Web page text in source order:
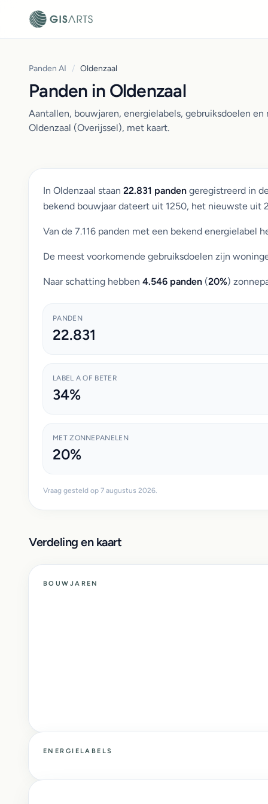
Panden AI / Oldenzaal
Panden in Oldenzaal
Aantallen, bouwjaren, energielabels, gebruiksdoelen
Oldenzaal (Overijssel), met kaart.
In Oldenzaal staan 22.831 panden geregistreerd in
bekend bouwjaar dateert uit 1250, het nieuwste uit
Van de 7.116 panden met een bekend energielabel
De meest voorkomende gebruiksdoelen zijn
Naar schatting hebben 4.546 panden (20%)
PANDEN
22.831
LABEL A OF BETER
34%
MET ZONNEPANELEN
20%
Vraag gesteld op 7 augustus 2026.
Verdeling en kaart
BOUWJAREN
ENERGIELABELS